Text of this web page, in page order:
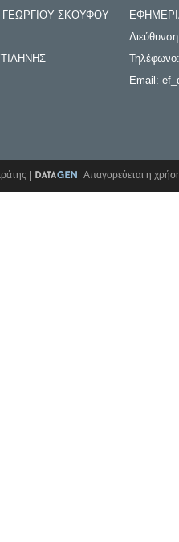
ΣΚΟΥΦΟΥ
Email:
| Απαγορεύεται η